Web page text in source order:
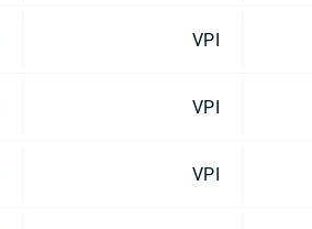
VPI
VPI
VPI